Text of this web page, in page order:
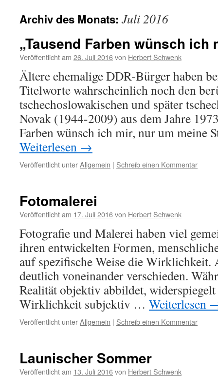
Archiv des Monats: Juli 2016
„Tausend Farben wünsch ich
Veröffentlicht am 26. Juli 2016von Herbert Schwenk
Ältere ehemalige DDR-Bürger haben
Titelworte wahrscheinlich noch den
tschechoslowakischen und später
Novak (1944-2009) aus dem Jahre
Farben wünsch ich mir, nur um meine
Weiterlesen →
Veröffentlicht unterAllgemein | Schreib einen Kommentar
Fotomalerei
Veröffentlicht am 17. Juli 2016von Herbert Schwenk
Fotografie und Malerei haben viel
ihren entwickelten Formen,
auf spezifische Weise die Wirklichkeit.
deutlich voneinander verschieden.
Realität objektiv abbildet,
Wirklichkeit subjektiv … Weiterlesen
Veröffentlicht unterAllgemein | Schreib einen Kommentar
Launischer Sommer
Veröffentlicht am 13. Juli 2016von Herbert Schwenk